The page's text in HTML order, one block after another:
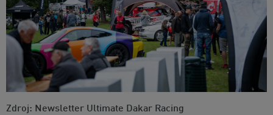
Zdroj: Newsletter Ultimate Dakar Racing